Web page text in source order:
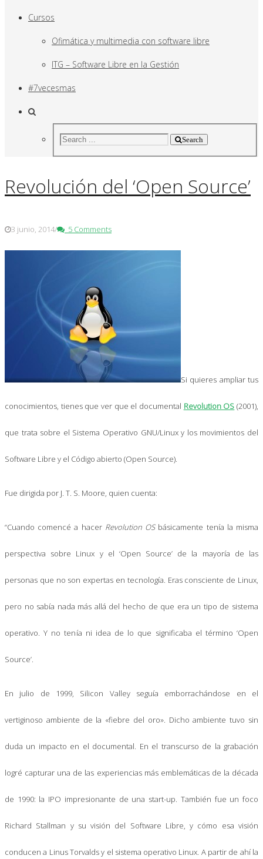
Cursos
Ofimática y multimedia con software libre
ITG – Software Libre en la Gestión
#7vecesmas
Search
Revolución del ‘Open Source’
3 junio, 2014/ 5 Comments
Si quieres ampliar tus
conocimientos, tienes que ver que el documental Revolution OS (2001),
que trata sobre el Sistema Operativo GNU/Linux y los movimientos del
Software Libre y el Código abierto (Open Source).
Fue dirigida por J. T. S. Moore, quien cuenta:
“Cuando comencé a hacer Revolution OSbásicamente tenía la misma
perspectiva sobre Linux y el ‘Open Source’ de la mayoría de las
personas que no son expertas en tecnología. Eras consciente de Linux,
pero no sabía nada más allá del hecho de que era un tipo de sistema
operativo. Y no tenía ni idea de lo que significaba el término ‘Open
Source’.
En julio de 1999, Silicon Valley seguía emborrachándose en el
vertiginoso ambiente de la «fiebre del oro». Dicho ambiente tuvo sin
duda un impacto en el documental. En el transcurso de la grabación
logré capturar una de las experiencias más emblemáticas de la década
de 1990: la IPO impresionante de una start-up. También fue un foco
Richard Stallman y su visión del Software Libre, y cómo esa visión
conducen a Linus Torvalds y el sistema operativo Linux. A partir de ahí la